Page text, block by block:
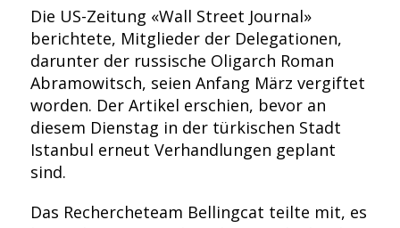
Die US-Zeitung «Wall Street Journal»
berichtete, Mitglieder der Delegationen,
darunter der russische Oligarch Roman
Abramowitsch, seien Anfang März vergiftet
worden. Der Artikel erschien, bevor an
diesem Dienstag in der türkischen Stadt
Istanbul erneut Verhandlungen geplant
sind.
Das Rechercheteam Bellingcat teilte mit, es